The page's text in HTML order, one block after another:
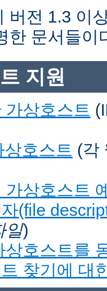
버전 1.3 이
한 문서들이
지원
가상호스트
상호스트 (각
가상호스트
(file
일)
상호스트를
찾기에 대